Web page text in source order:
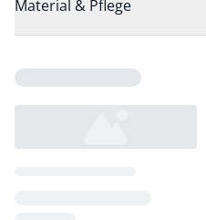
Material & Pflege